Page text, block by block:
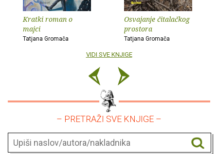
Kratki roman o
majci
Tatjana Gromača
Osvajanje čitalačkog
prostora
Tatjana Gromača
VIDI SVE KNJIGE
– PRETRAŽI SVE KNJIGE –